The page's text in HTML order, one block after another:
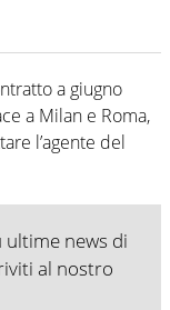
a giugno
a Milan e Roma,
l’agente del
ultime news di
al nostro